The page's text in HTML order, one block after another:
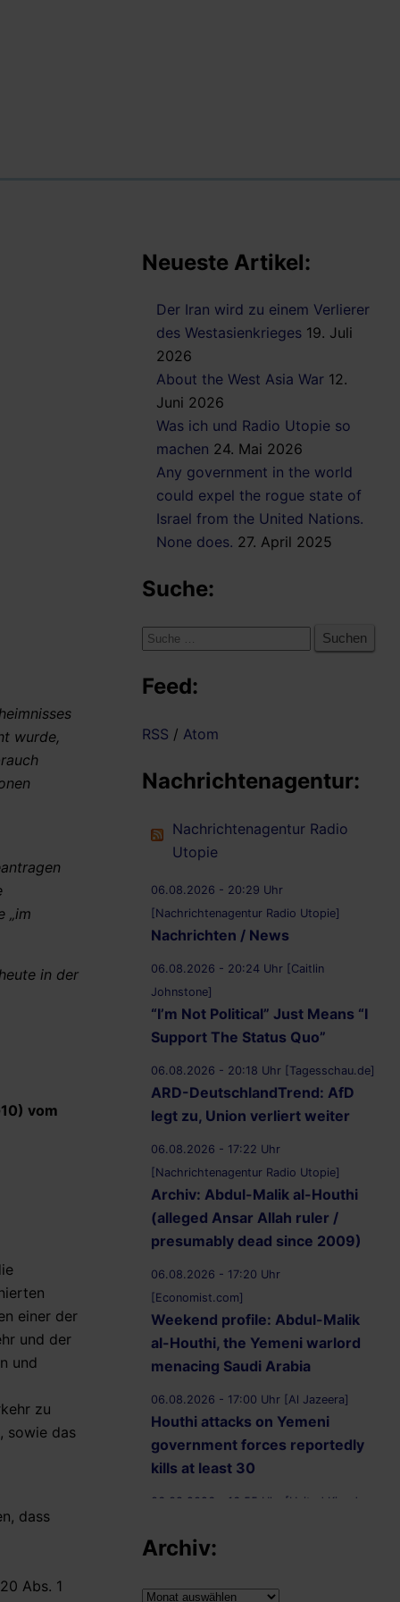
wurde,
„im
in der
vom
einer der
und der
und
zu
sowie das
dass
Abs. 1
Neueste Artikel:
Der Iran wird zu einem Verlierer
des Westasienkrieges 19. Juli
2026
About the West Asia War 12.
Juni 2026
Was ich und Radio Utopie so
machen 24. Mai 2026
Any government in the world
could expel the rogue state of
Israel from the United Nations.
None does. 27. April 2025
Suche:
Suche
Feed:
RSS / Atom
Nachrichtenagentur:
Nachrichtenagentur Radio
Utopie
06.08.2026 - 20:29 Uhr
[Nachrichtenagentur Radio Utopie]
Nachrichten / News
06.08.2026 - 20:24 Uhr [Caitlin
Johnstone]
“I’m Not Political” Just Means “I
Support The Status Quo”
06.08.2026 - 20:18 Uhr [Tagesschau.de]
ARD-DeutschlandTrend: AfD
legt zu, Union verliert weiter
06.08.2026 - 17:22 Uhr
[Nachrichtenagentur Radio Utopie]
Archiv: Abdul-Malik al-Houthi
(alleged Ansar Allah ruler /
presumably dead since 2009)
06.08.2026 - 17:20 Uhr
[Economist.com]
Weekend profile: Abdul-Malik
al-Houthi, the Yemeni warlord
menacing Saudi Arabia
06.08.2026 - 17:00 Uhr [Al Jazeera]
Houthi attacks on Yemeni
government forces reportedly
kills at least 30
06.08.2026 - 16:55 Uhr [United Kingdom
R (on the application of
Secretary of State for the Home
Archiv:
Archiv: